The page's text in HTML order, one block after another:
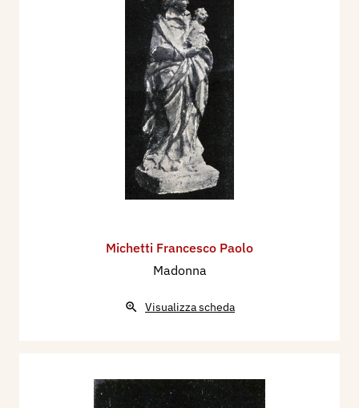
Michetti Francesco Paolo
Madonna
Visualizza scheda